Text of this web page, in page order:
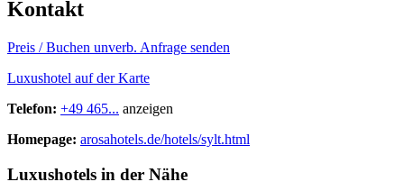
Kontakt
Preis / Buchen unverb. Anfrage senden
Luxushotel auf der Karte
Telefon: +49 465... anzeigen
Homepage: arosahotels.de/hotels/sylt.html
Luxushotels in der Nähe